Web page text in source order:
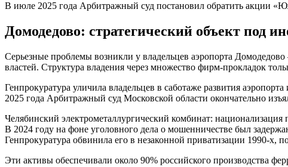
В июле 2025 года Арбитражный суд постановил обратить акции
Домодедово: стратегический объект под
Серьезные проблемы возникли у владельцев аэропорта
властей. Структура владения через множество фирм-прокладок
Генпрокуратура уличила владельцев в саботаже развития
2025 года Арбитражный суд Московской области окончательно
Челябинский электрометаллургический комбинат:
В 2024 году на фоне уголовного дела о мошенничестве был
Генпрокуратура обвинила его в незаконной приватизации 1990-х,
Эти активы обеспечивали около 90% российского производства